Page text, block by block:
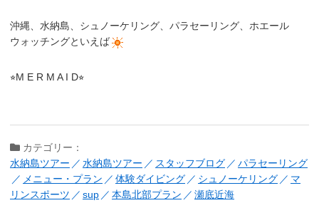
沖縄、水納島、シュノーケリング、パラセーリング、ホエール
ウォッチングといえば
⭐︎M E R M A I D⭐︎
カテゴリー：
水納島ツアー
水納島ツアー スタッフブログ
パラセーリング
メニュー・プラン
体験ダイビング シュノーケリング
マ
リンスポーツ
sup 本島北部プラン 瀬底近海